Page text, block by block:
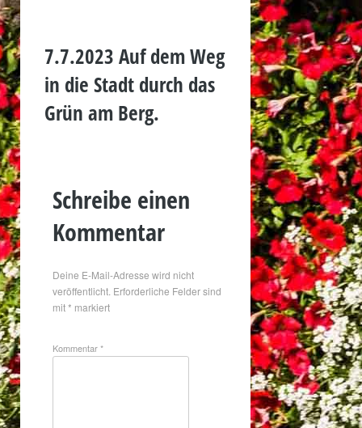
7.7.2023 Auf dem Weg
in die Stadt durch das
Grün am Berg.
Schreibe einen
Kommentar
Deine E-Mail-Adresse wird nicht
veröffentlicht. Erforderliche Felder sind
mit* markiert
Kommentar*